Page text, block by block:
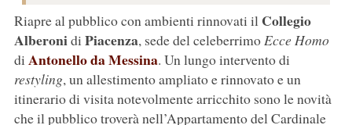
Riapre al pubblico con ambienti rinnovati il Collegio
Alberonidi Piacenza, sede del celeberrimoEcce Homo
di Antonello da Messina. Un lungo intervento di
restyling, un allestimento ampliato e rinnovato e un
itinerario di visita notevolmente arricchito sono le novità
che il pubblico troverà nell’Appartamento del Cardinale